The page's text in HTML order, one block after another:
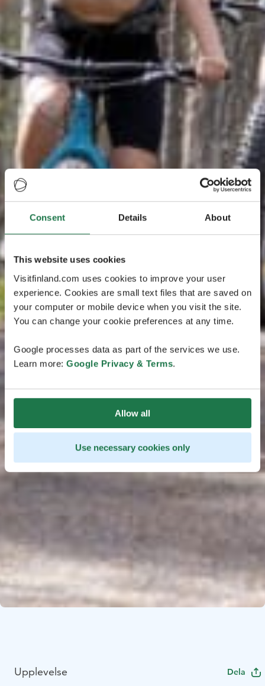
Consent Details About
This website uses cookies
Visitfinland.com uses cookies to improve your user
experience. Cookies are small text files that are saved on
your computer or mobile device when you visit the site.
You can change your cookie preferences at any time.
Google processes data as part of the services we use.
Learn more: Google Privacy & Terms.
Allow all
Use necessary cookies only
Upplevelse Dela